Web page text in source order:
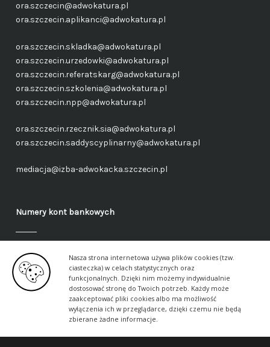
Nasza strona internetowa używa plików cookies (tzw.
ciasteczka) w celach statystycznych oraz
funkcjonalnych. Dzięki nim możemy indywidualnie
dostosować stronę do Twoich potrzeb. Każdy może
zaakceptować pliki cookies albo ma możliwość
wyłączenia ich w przeglądarce, dzięki czemu nie będą
zbierane żadne informacje.
ora.szczecin@adwokatura.pl
ora.szczecin.aplikanci@adwokatura.pl
ora.szczecin.skladka@adwokatura.pl
ora.szczecin.urzedowki@adwokatura.pl
ora.szczecin.referatskarg@adwokatura.pl
ora.szczecin.szkolenia@adwokatura.pl
ora.szczecin.npp@adwokatura.pl
ora.szczecin.rzecznik.sia@adwokatura.pl
ora.szczecin.saddyscyplinarny@adwokatura.pl
mediacja@izba-adwokacka.szczecin.pl
Numery kont bankowych
Fundusz administracyjny – ogólny
40 1050 1559 1000 0090 3288 6591
Fundusz aplikancki – ogólny
17 1050 1559 1000 0090 3288 6617